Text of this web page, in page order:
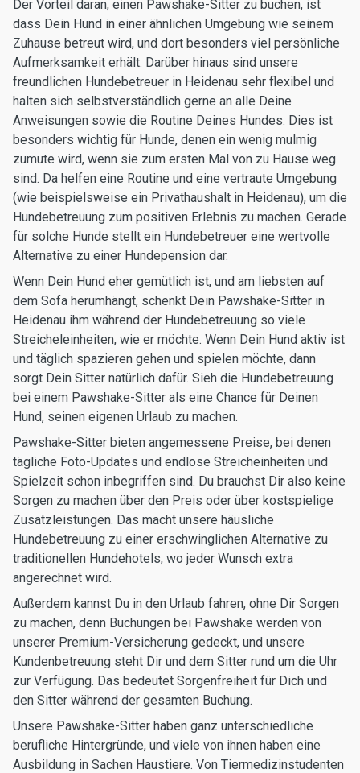
Der Vorteil daran, einen Pawshake-Sitter zu buchen, ist
dass Dein Hund in einer ähnlichen Umgebung wie seinem
Zuhause betreut wird, und dort besonders viel persönliche
Aufmerksamkeit erhält. Darüber hinaus sind unsere
freundlichen Hundebetreuer in Heidenau sehr flexibel und
halten sich selbstverständlich gerne an alle Deine
Anweisungen sowie die Routine Deines Hundes. Dies ist
besonders wichtig für Hunde, denen ein wenig mulmig
zumute wird, wenn sie zum ersten Mal von zu Hause weg
sind. Da helfen eine Routine und eine vertraute Umgebung
(wie beispielsweise ein Privathaushalt in Heidenau), um die
Hundebetreuung zum positiven Erlebnis zu machen. Gerade
für solche Hunde stellt ein Hundebetreuer eine wertvolle
Alternative zu einer Hundepension dar.
Wenn Dein Hund eher gemütlich ist, und am liebsten auf
dem Sofa herumhängt, schenkt Dein Pawshake-Sitter in
Heidenau ihm während der Hundebetreuung so viele
Streicheleinheiten, wie er möchte. Wenn Dein Hund aktiv ist
und täglich spazieren gehen und spielen möchte, dann
sorgt Dein Sitter natürlich dafür. Sieh die Hundebetreuung
bei einem Pawshake-Sitter als eine Chance für Deinen
Hund, seinen eigenen Urlaub zu machen.
Pawshake-Sitter bieten angemessene Preise, bei denen
tägliche Foto-Updates und endlose Streicheinheiten und
Spielzeit schon inbegriffen sind. Du brauchst Dir also keine
Sorgen zu machen über den Preis oder über kostspielige
Zusatzleistungen. Das macht unsere häusliche
Hundebetreuung zu einer erschwinglichen Alternative zu
traditionellen Hundehotels, wo jeder Wunsch extra
angerechnet wird.
Außerdem kannst Du in den Urlaub fahren, ohne Dir Sorgen
zu machen, denn Buchungen bei Pawshake werden von
unserer Premium-Versicherung gedeckt, und unsere
Kundenbetreuung steht Dir und dem Sitter rund um die Uhr
zur Verfügung. Das bedeutet Sorgenfreiheit für Dich und
den Sitter während der gesamten Buchung.
Unsere Pawshake-Sitter haben ganz unterschiedliche
berufliche Hintergründe, und viele von ihnen haben eine
Ausbildung in Sachen Haustiere. Von Tiermedizinstudenten